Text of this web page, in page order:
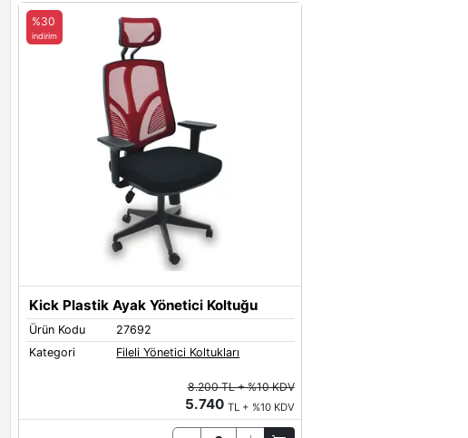
Kick Plastik Ayak Yönetici Koltuğu
Ürün Kodu
27692
Kategori
Fileli Yönetici Koltukları
%30
indirim
8.200 TL + %10 KDV
5.740 TL + %10 KDV